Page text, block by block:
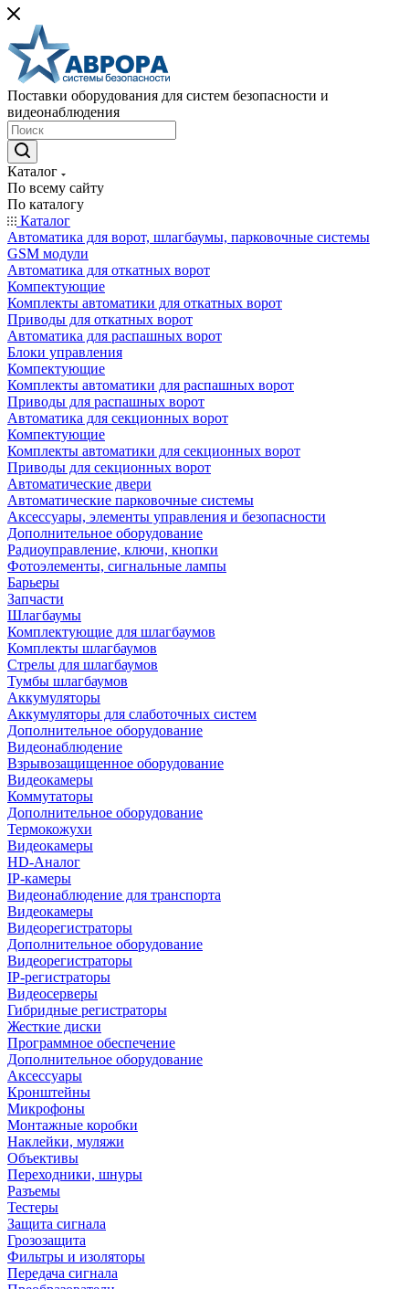
Поставки оборудования для систем безопасности и
видеонаблюдения
Каталог
По всему сайту
По каталогу
Каталог
Автоматика для ворот, шлагбаумы, парковочные системы
GSM модули
Автоматика для откатных ворот
Компектующие
Комплекты автоматики для откатных ворот
Приводы для откатных ворот
Автоматика для распашных ворот
Блоки управления
Компектующие
Комплекты автоматики для распашных ворот
Приводы для распашных ворот
Автоматика для секционных ворот
Компектующие
Комплекты автоматики для секционных ворот
Приводы для секционных ворот
Автоматические двери
Автоматические парковочные системы
Аксессуары, элементы управления и безопасности
Дополнительное оборудование
Радиоуправление, ключи, кнопки
Фотоэлементы, сигнальные лампы
Барьеры
Запчасти
Шлагбаумы
Комплектующие для шлагбаумов
Комплекты шлагбаумов
Стрелы для шлагбаумов
Тумбы шлагбаумов
Аккумуляторы
Аккумуляторы для слаботочных систем
Дополнительное оборудование
Видеонаблюдение
Взрывозащищенное оборудование
Видеокамеры
Коммутаторы
Дополнительное оборудование
Термокожухи
Видеокамеры
HD-Аналог
IP-камеры
Видеонаблюдение для транспорта
Видеокамеры
Видеорегистраторы
Дополнительное оборудование
Видеорегистраторы
IP-регистраторы
Видеосерверы
Гибридные регистраторы
Жесткие диски
Программное обеспечение
Дополнительное оборудование
Аксессуары
Кронштейны
Микрофоны
Монтажные коробки
Наклейки, муляжи
Объективы
Переходники, шнуры
Разъемы
Тестеры
Защита сигнала
Грозозащита
Фильтры и изоляторы
Передача сигнала